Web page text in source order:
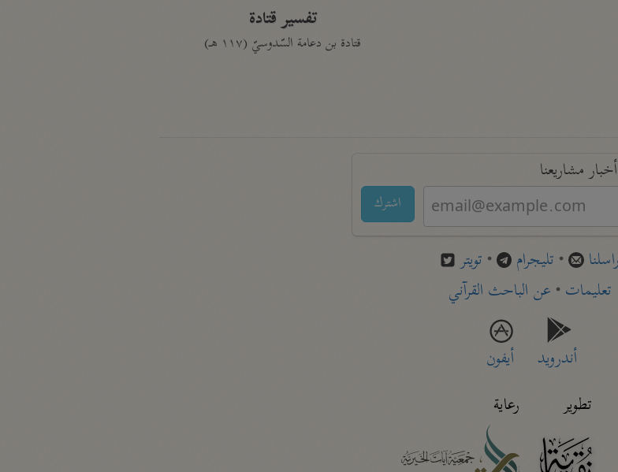
تفسير قتادة
قتادة بن دعامة السّدوسيّ (١١٧ هـ)
مشاريعنا
اشترك
راسلنا • تليجرام • تويتر
تعليمات• عن الباحث القرآني
أندرويد
أيفون
تطوير
رعاية